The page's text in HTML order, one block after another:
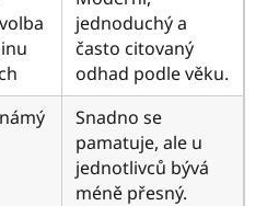
jednoduchý a
často citovaný
odhad podle věku.
Snadno se
pamatuje, ale u
jednotlivců bývá
méně přesný.